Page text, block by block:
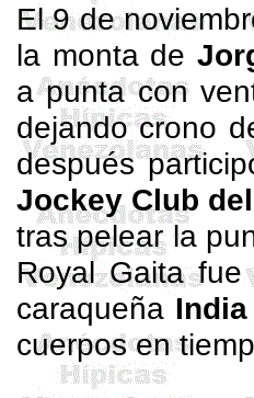
El 9 de
la monta de
a punta con
dejando crono
después
Jockey Club
tras pelear la
Royal Gaita
caraqueña India
cuerpos en